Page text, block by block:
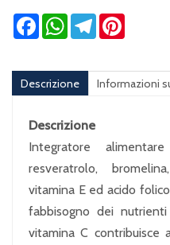
FacebookWhatsApp
Telegram
Descrizione Informazioni
Descrizione
Integratore
resveratrolo,
vitamina E ed acido
fabbisogno dei
vitamina C contribuisce